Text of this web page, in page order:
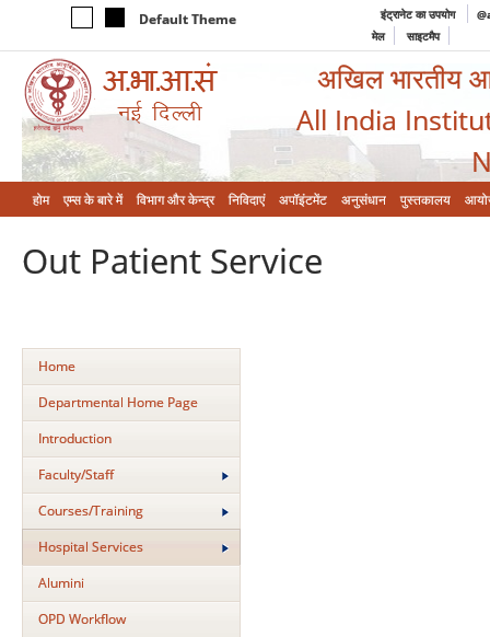
Default Theme इंट्रानेट का उपयोग
मेल
साइटमैप
अखिल भारतीय
All India
होम एम्‍स के बारे में विभाग और केन्‍द्र निविदाएं अपॉइंटमेंट अनुसंधान पुस्तकालय
Out Patient Service
Home
Departmental Home Page
Introduction
Faculty/Staff
Courses/Training
Hospital Services
Alumini
OPD Workflow